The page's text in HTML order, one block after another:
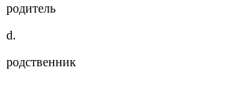
родитель
d.
родственник